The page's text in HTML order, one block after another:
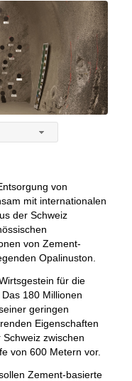
von
mit internationalen
der Schweiz
von Zement-
Opalinuston.
für die
180 Millionen
geringen
Eigenschaften
zwischen
von 600 Metern vor.
Zement-basierte